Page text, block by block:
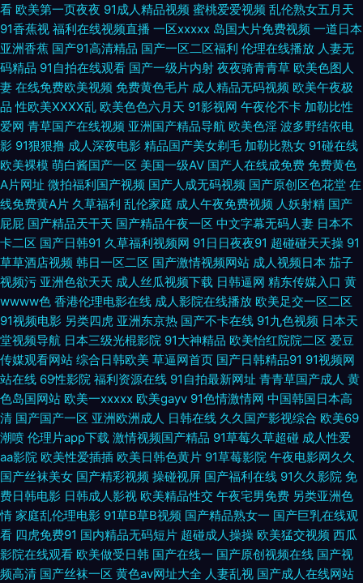
影免费观看 91久久a 91无码导航 av极品女神在线观看 国产高潮国产精品久
久 日本亚洲国产婷婷 91啪国产视频 豆花AV网站 极品黑丝91av 欧美精品7页
五月婷婷干干干 伊人性爱大香蕉 91洮色国产在线观看免费 成人国产一区 国
产资源av 乱交AV在线 日韩久久伊人 先锋影音资源女人网 91视频地址 97超
碰资源总站 福利导航偷拍 加勒比大香蕉东京热 欧美日韩麻 日韩一二三五区
亚洲久久九九 91成人电影在线直播 91素人在线 99福利在 豆花va官网 日韩
精品玖玖玖 婷婷色色五月一区二区 91大神唐伯虎520 91网站草 爱艹伊人久
久色 福利社快播 欧美日韩综合另类国产 色色精品一区二区 69福利社在线观
看 91青青视频在线观看 成人9一免费 韩国论理 狼人影音先锋资源 亚洲精品
成人国产 91福利网站在线 91网址免费观看视频 俺来干综合网 精品免费电影
伦理 内射美女UL 国产亚洲欧美在线 影音先锋手机AV无码 91在线小视频网
址 五月天bb激情网 91国产探花 91熟女丝袜福利 大香蕉视频操啪 久久大伊人
国产av 人妻资源站97 香蕉国产 91tv影院观看免费 91视频免费观看18 TS人
妖做爱在线观看 国产精品久久… 欧美精品久久多人混战 天堂福利av 欧美视
频123 91涩涩视频 豆花社区在线 91视频网站免费视频 91福利姬网站 91一桃
看 欧美第一页夜夜 91成人精品视频 蜜桃爱爱视频 乱伦熟女五月天
91香蕉视 福利在线视频直播 一区xxxxx 岛国大片免费视频 一道日本
亚洲香蕉 国产91高清精品 国产一区二区福利 伦理在线播放 人妻无
码精品 91自拍在线观看 国产一级片内射 夜夜骑青青草 欧美色图人
妻 在线免费欧美视频 免费黄色毛片 成人精品无码视频 欧美午夜极
品 性欧美ⅩⅩⅩⅩ乱 欧美色色六月天 91影视网 午夜伦不卡 加勒比性
爱网 青草国产在线视频 亚洲国产精品导航 欧美色淫 波多野结依电
影 91狠狠撸 成人深夜电影 精品国产美女剃毛 加勒比熟女 91碰在线
欧美裸模 萌白酱国产一区 美国一级AV 国产人在线成免费 免费黄色
A片网址 微拍福利国产视频 国产人成无码视频 国产原创区色花堂 在
线免费黄A片 久草福利 乱伦家庭 成人午夜免费视频 人妖射精 国产
屁屁 国产精品天干天 国产精品午夜一区 中文字幕无码人妻 日本不
卡二区 国产日韩91 久草福利视频网 91日日夜夜91 超碰碰天天操 91
草草酒店视频 韩日一区二区 国产激情视频网站 成人视频日本 茄子
视频污 亚洲色欲天天 成人丝瓜视频下载 日韩逼网 精东传媒入口 黄
wwww色 香港伦理电影在线 成人影院在线播放 欧美足交一区二区
91视频电影 另类四虎 亚洲东京热 国产不卡在线 91九色视频 日本天
堂视频导航 日本三级光棍影院 91大神精品 欧美怡红院院二区 爱豆
传媒观看网站 综合日韩欧美 草逼网首页 国产日韩精品91 91视频网
站在线 69性影院 福利资源在线 91自拍最新网址 青青草国产成人 黄
色岛国网站 欧美一xxxxx 欧美gayv 91色情激情网 中国韩国日本高
清 国产国产一区 亚洲欧洲成人 日韩在线 久久国产影视综合 欧美69
潮喷 伦理片app下载 激情视频国产精品 91草莓久草超碰 成人性爱
aa影院 欧美性爱插插 欧美日韩色黄片 91草莓影院 午夜电影网久久
国产丝袜美女 国产精彩视频 操碰视屏 国产福利在线 91久久影院 免
费日韩电影 日韩成人影视 欧美精品性交 午夜宅男免费 另类亚洲色
情 家庭乱伦理电影 91草B草B视频 国产精品熟女一 国产巨乳在线观
看 四虎免费91 国内精品无码短片 超碰成人操操 欧美猛交视频 西瓜
影院在线观看 欧美做受日韩 国产在线一 国产原创视频在线 国产视
频高清 国产丝袜一区 黄色av网址大全 人妻乱视 国产成人在线网站